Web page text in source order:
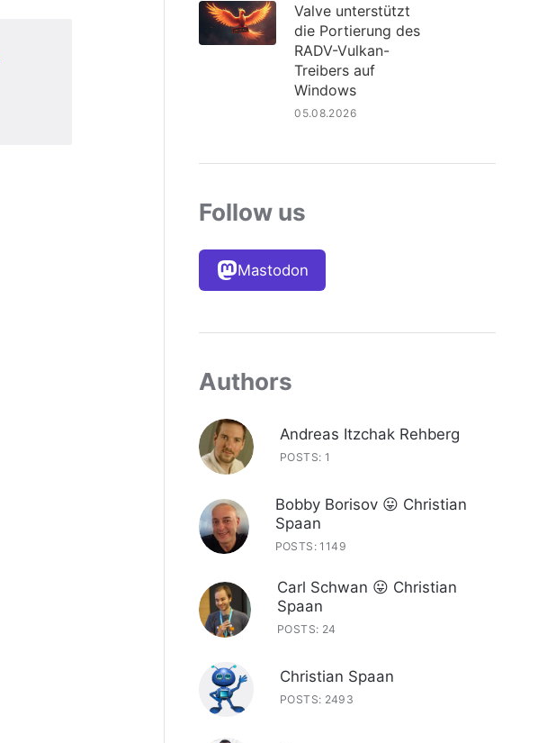
Valve unterstützt
die Portierung des
RADV-Vulkan-
Treibers auf
Windows
05.08.2026
Follow us
Mastodon
Authors
Andreas Itzchak Rehberg
POSTS: 1
Bobby Borisov 😛 Christian
Spaan
POSTS: 1149
Carl Schwan 😛 Christian
Spaan
POSTS: 24
Christian Spaan
POSTS: 2493